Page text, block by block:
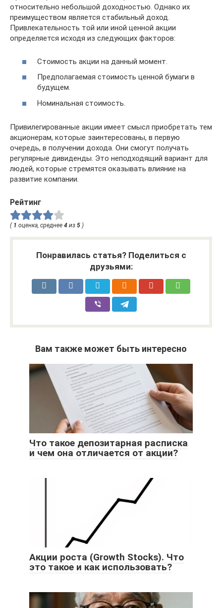
относительно небольшой доходностью. Однако их
преимуществом является стабильный доход.
Привлекательность той или иной ценной акции
определяется исходя из следующих факторов:
Стоимость акции на данный момент.
Предполагаемая стоимость ценной бумаги в
будущем.
Номинальная стоимость.
Привилегированные акции имеет смысл приобретать тем
акционерам, которые заинтересованы, в первую
очередь, в получении дохода. Они смогут получать
регулярные дивиденды. Это неподходящий вариант для
людей, которые стремятся оказывать влияние на
развитие компании.
Рейтинг
( 1 оценка, среднее 4 из 5 )
Понравилась статья? Поделиться с
друзьями:
Вам также может быть интересно
Что такое депозитарная расписка
и чем она отличается от акции?
Акции роста (Growth Stocks). Что
это такое и как использовать?